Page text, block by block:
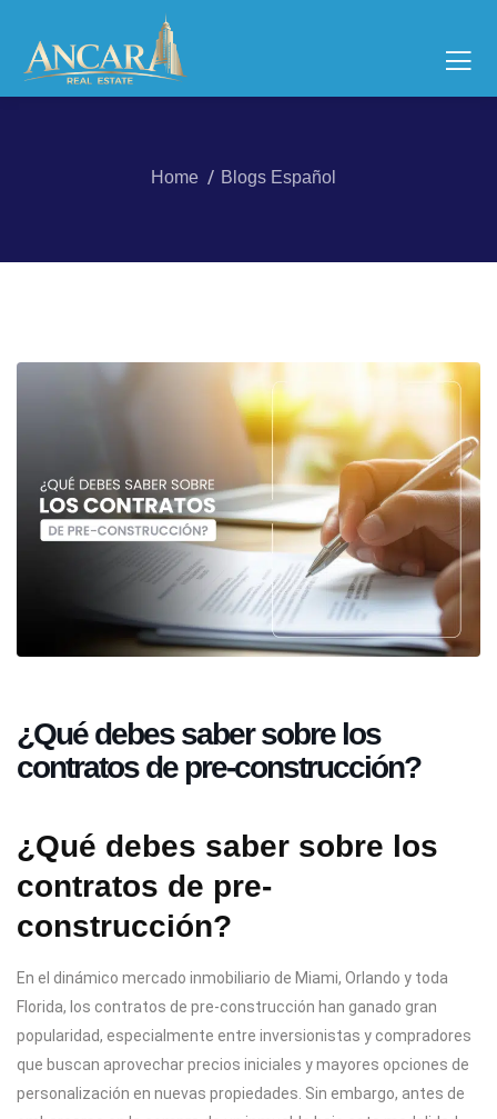
Home Blogs Español
¿Qué debes saber sobre los
contratos de pre-construcción?
¿Qué debes saber sobre los
contratos de pre-
construcción?
En el dinámico mercado inmobiliario de Miami, Orlando y toda
Florida, los contratos de pre-construcción han ganado gran
popularidad, especialmente entre inversionistas y compradores
que buscan aprovechar precios iniciales y mayores opciones de
personalización en nuevas propiedades. Sin embargo, antes de